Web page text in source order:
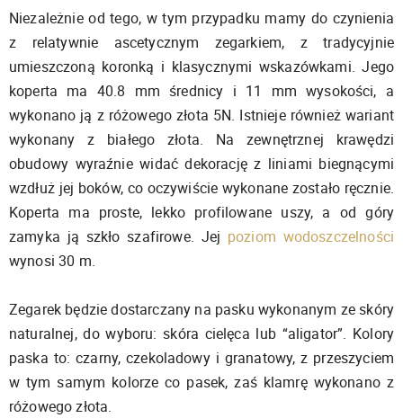
Niezależnie od tego, w tym przypadku mamy do czynienia
z relatywnie ascetycznym zegarkiem, z tradycyjnie
umieszczoną koronką i klasycznymi wskazówkami. Jego
koperta ma 40.8 mm średnicy i 11 mm wysokości, a
wykonano ją z różowego złota 5N. Istnieje również wariant
wykonany z białego złota. Na zewnętrznej krawędzi
obudowy wyraźnie widać dekorację z liniami biegnącymi
wzdłuż jej boków, co oczywiście wykonane zostało ręcznie.
Koperta ma proste, lekko profilowane uszy, a od góry
zamyka ją szkło szafirowe. Jej poziom wodoszczelności
wynosi 30 m.
Zegarek będzie dostarczany na pasku wykonanym ze skóry
naturalnej, do wyboru: skóra cielęca lub “aligator”. Kolory
paska to: czarny, czekoladowy i granatowy, z przeszyciem
w tym samym kolorze co pasek, zaś klamrę wykonano z
różowego złota.